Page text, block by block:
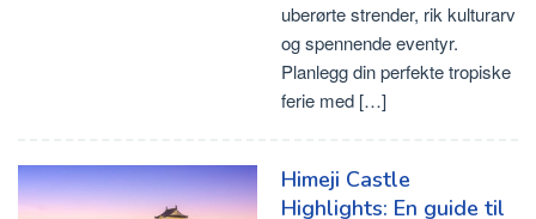
uberørte strender, rik kulturarv
og spennende eventyr.
Planlegg din perfekte tropiske
ferie med […]
Himeji Castle
Highlights: En guide til